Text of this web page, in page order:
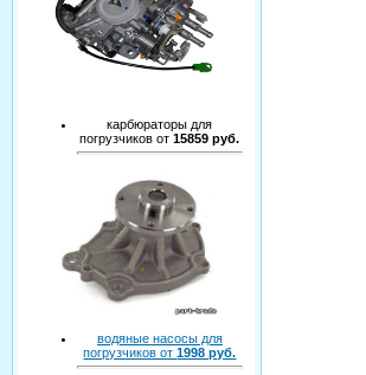
карбюраторы для
погрузчиков от15859 руб.
водяные насосы для
погрузчиков от1998 руб.